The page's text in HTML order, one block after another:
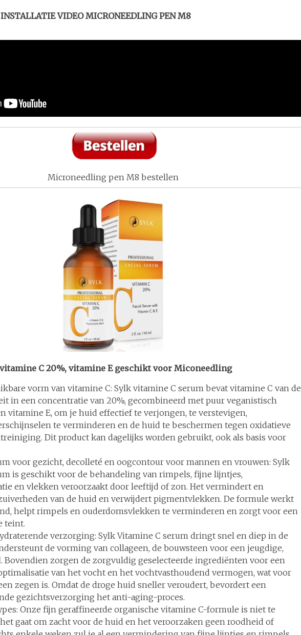
VIDEO MICRONEEDLING PEN M8
Microneedling pen M8 bestellen
C 20%, vitamine E geschikt voor Miconeedling
vorm van vitamine C: Sylk vitamine C serum bevat vitamine C van de
in een concentratie van 20%, gecombineerd met puur veganistisch
vitamine E, om je huid effectief te verjongen, te verstevigen,
te verminderen en de huid te beschermen tegen oxidatieve
Dit product kan dagelijks worden gebruikt, ook als basis voor
voor gezicht, decolleté en oogcontour voor mannen en vrouwen: Sylk
is geschikt voor de behandeling van rimpels, fijne lijntjes,
en vlekken veroorzaakt door leeftijd of zon. Het vermindert en
van de huid en verwijdert pigmentvlekken. De formule werkt
helpt rimpels en ouderdomsvlekken te verminderen en zorgt voor een
teint.
verzorging: Sylk Vitamine C serum dringt snel en diep in de
de vorming van collageen, de bouwsteen voor een jeugdige,
Bovendien zorgen de zorgvuldig geselecteerde ingrediënten voor een
van het vocht en het vochtvasthoudend vermogen, wat voor
zegen is. Omdat de droge huid sneller veroudert, bevordert een
gezichtsverzorging het anti-aging-proces.
Onze fijn geraffineerde organische vitamine C-formule is niet te
gaat om zacht voor de huid en het veroorzaken geen roodheid of